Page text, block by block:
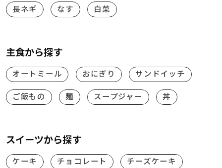
長ネギ なす 白菜
主食から探す
オートミール おにぎり サンドイッチ
ご飯もの 麺 スープジャー 丼
スイーツから探す
ケーキ チョコレート チーズケーキ